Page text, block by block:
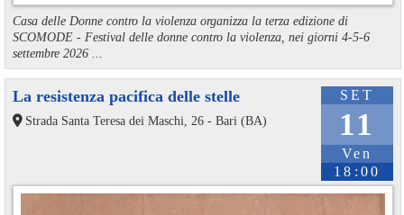
Casa delle Donne contro la violenza organizza la terza edizione di
SCOMODE - Festival delle donne contro la violenza, nei giorni 4-5-6
settembre 2026 ...
SET
11
Ven
18:00
La resistenza pacifica delle stelle
Strada Santa Teresa dei Maschi, 26 - Bari (BA)